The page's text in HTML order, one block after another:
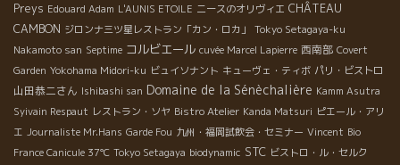
Preys Edouard Adam L'AUNIS ETOILE ニースのオリヴィエ CHÂTEAU
CAMBON ジロンナ三ツ星レストラン「カン・ロカ」
Tokyo Setagaya-ku
Nakamoto san Septime コルビエール cuvée Marcel Lapierre 西南部 Covert
Garden Yokohama Midori-ku ビュイソナント キューヴェ・ティボ パリ・ビストロ
山田恭二さん Ishibashi san Domaine de la Sénèchalière Kamm Asutra
Syivain Respaut レストラン・ソヤ Bistro Atelier Kanda Matsuri ピエール・アリ
エ Journaliste Mr.Hans Garde Fou 九州・福岡試飲会・セミナー Vincent Bio
France Canicule 37℃ Tokyo Setagaya biodynamic STC ビストロ・ル・セルク